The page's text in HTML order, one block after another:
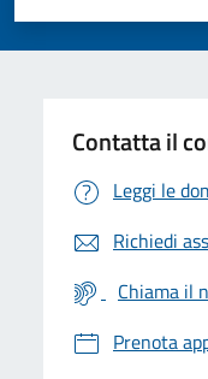
Valuta 4
Valuta 3
Valuta 2 stelle
Valuta 1 stelle su 5
Contatta il
Leggi le
Richiedi
Chiama il
Prenota